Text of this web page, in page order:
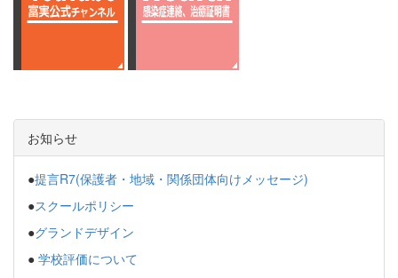
お知らせ
●提言R7(保護者・地域・関係団体向けメッセージ)
●スクールポリシー
●グランドデザイン
● 学校評価について